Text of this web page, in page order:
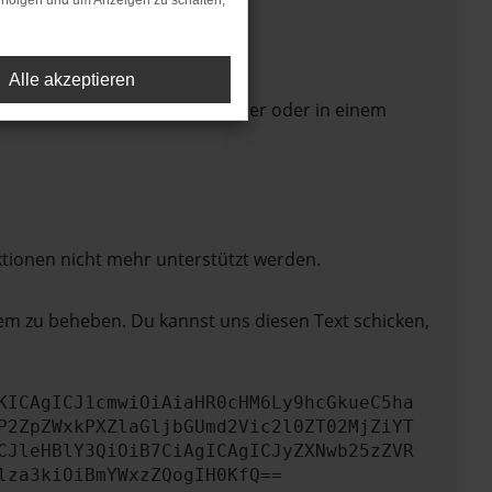
in einem anderen Browser oder in einem
nicht mehr unterstützt werden.
zu beheben. Du kannst uns diesen Text schicken,
Alle akzeptieren